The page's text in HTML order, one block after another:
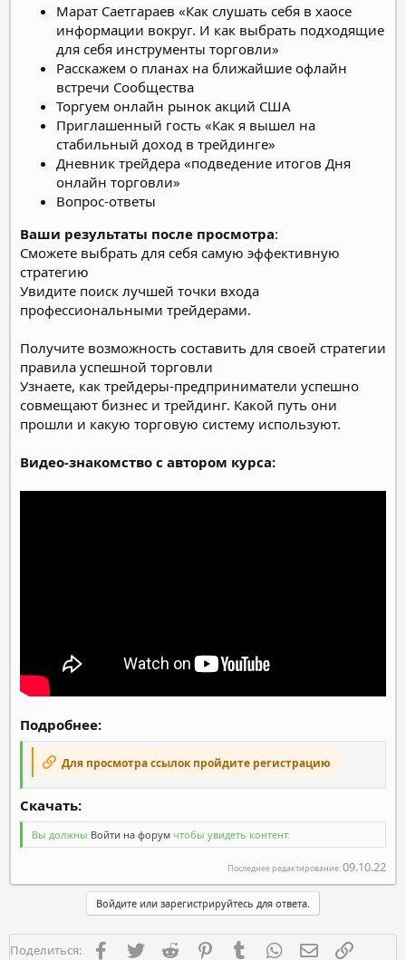
Марат Саетгараев «Как слушать себя в хаосе
информации вокруг. И как выбрать подходящие
для себя инструменты торговли»
Расскажем о планах на ближайшие офлайн
встречи Сообщества
Торгуем онлайн рынок акций США
Приглашенный гость «Как я вышел на
стабильный доход в трейдинге»
Дневник трейдера «подведение итогов Дня
онлайн торговли»
Вопрос-ответы
Ваши результаты после просмотра:
Сможете выбрать для себя самую эффективную
стратегию
Увидите поиск лучшей точки входа
профессиональными трейдерами.
Получите возможность составить для своей стратегии
правила успешной торговли
Узнаете, как трейдеры-предприниматели успешно
совмещают бизнес и трейдинг. Какой путь они
прошли и какую торговую систему используют.
Видео-знакомство с автором курса:
Подробнее:
Для просмотра ссылок пройдите регистрацию
Скачать:​
Вы должны Войти на форум чтобы увидеть контент.
Последнее редактирование:09.10.22
Войдите или зарегистрируйтесь для ответа.
Поделиться: FacebookTwitter Reddit PinterestTumblr WhatsAppЭлектронная